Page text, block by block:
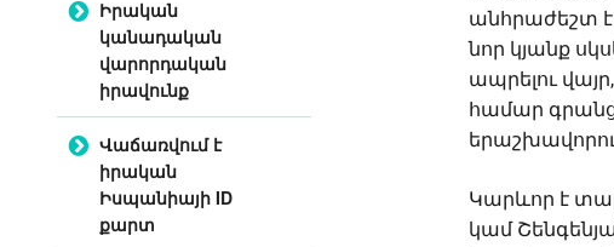
անհրաժեշտ
նոր կյանք
ապրելու
համար
Կարևոր է
կամ
Իրական
կանադական
վարորդական
իրավունք
Վաճառվում է
իրական
Իսպանիայի ID
քարտ